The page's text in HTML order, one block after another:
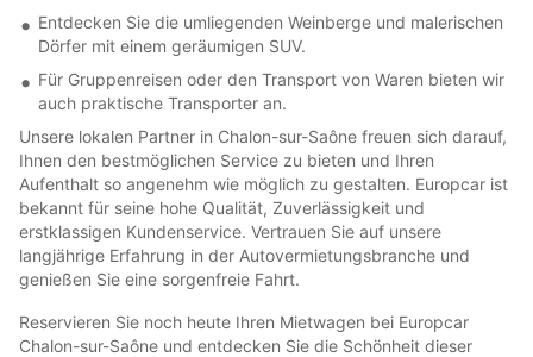
Entdecken Sie die umliegenden Weinberge und malerischen
Dörfer mit einem geräumigen SUV.
Für Gruppenreisen oder den Transport von Waren bieten wir
auch praktische Transporter an.
Unsere lokalen Partner in Chalon-sur-Saône freuen sich darauf,
Ihnen den bestmöglichen Service zu bieten und Ihren
Aufenthalt so angenehm wie möglich zu gestalten. Europcar ist
bekannt für seine hohe Qualität, Zuverlässigkeit und
erstklassigen Kundenservice. Vertrauen Sie auf unsere
langjährige Erfahrung in der Autovermietungsbranche und
genießen Sie eine sorgenfreie Fahrt.
Reservieren Sie noch heute Ihren Mietwagen bei Europcar
Chalon-sur-Saône und entdecken Sie die Schönheit dieser